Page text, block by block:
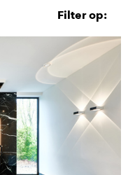
Filter op: